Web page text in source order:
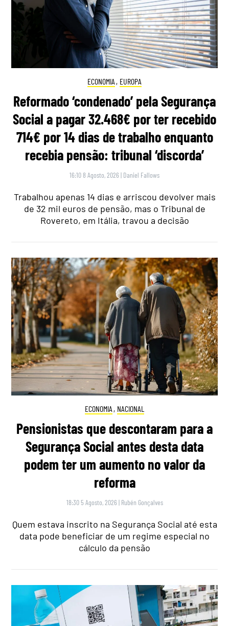
ECONOMIA , EUROPA
Reformado ‘condenado’ pela Segurança
Social a pagar 32.468€ por ter recebido
714€ por 14 dias de trabalho enquanto
recebia pensão: tribunal ‘discorda’
16:10 8 Agosto, 2026 | Daniel Fallows
Trabalhou apenas 14 dias e arriscou devolver mais
de 32 mil euros de pensão, mas o Tribunal de
Rovereto, em Itália, travou a decisão
ECONOMIA , NACIONAL
Pensionistas que descontaram para a
Segurança Social antes desta data
podem ter um aumento no valor da
reforma
18:30 5 Agosto, 2026 | Rubén Gonçalves
Quem estava inscrito na Segurança Social até esta
data pode beneficiar de um regime especial no
cálculo da pensão